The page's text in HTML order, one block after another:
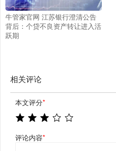
牛管家官网 江苏银行澄清公告
背后：个贷不良资产转让进入活
跃期
相关评论
本文评分*
评论内容*